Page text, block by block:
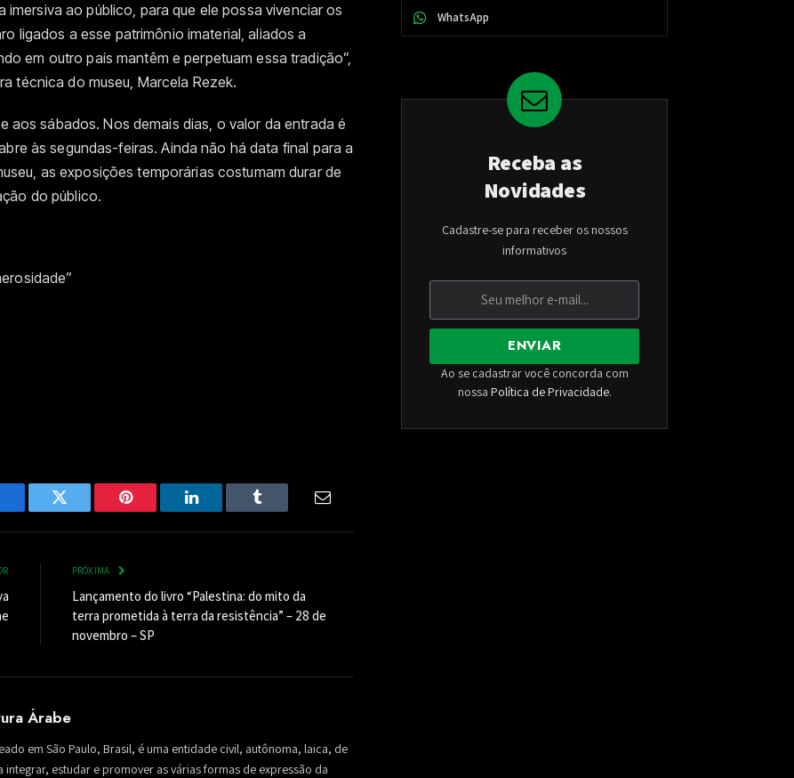
imersiva ao público, para que ele possa vivenciar os
ligados a esse patrimônio imaterial, aliados a
em outro país mantêm e perpetuam essa tradição”,
técnica do museu, Marcela Rezek.
aos sábados. Nos demais dias, o valor da entrada é
às segundas-feiras. Ainda não há data final para a
as exposições temporárias costumam durar de
do público.
Twitter Pinterest LinkedIn Tumblr
PRÓXIMA
Lançamento do livro “Palestina: do mito da
terra prometida à terra da resistência” – 28 de
novembro – SP
Árabe
em São Paulo, Brasil, é uma entidade civil, autônoma, laica, de
integrar, estudar e promover as várias formas de expressão da
WhatsApp
Receba as
Novidades
Cadastre-se para receber os nossos
informativos
ENVIAR
Ao se cadastrar você concorda com
nossa Política de Privacidade.